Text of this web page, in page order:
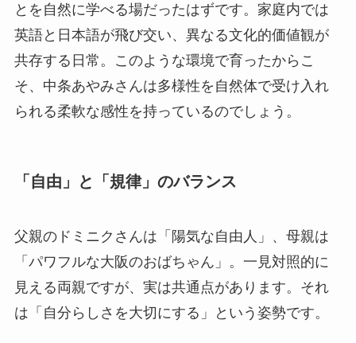
とを自然に学べる場だったはずです。家庭内では
英語と日本語が飛び交い、異なる文化的価値観が
共存する日常。このような環境で育ったからこ
そ、中条あやみさんは多様性を自然体で受け入れ
られる柔軟な感性を持っているのでしょう。
「自由」と「規律」のバランス
父親のドミニクさんは「陽気な自由人」、母親は
「パワフルな大阪のおばちゃん」。一見対照的に
見える両親ですが、実は共通点があります。それ
は「自分らしさを大切にする」という姿勢です。